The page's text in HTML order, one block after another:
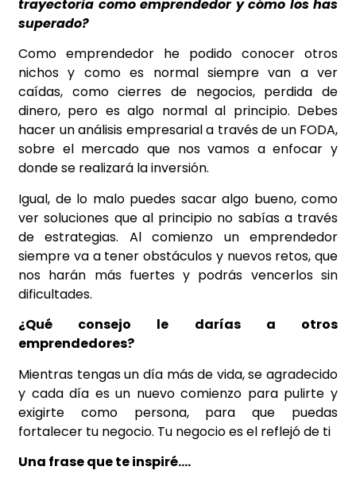
trayectoria como emprendedor y cómo los has
superado?
Como emprendedor he podido conocer otros
nichos y como es normal siempre van a ver
caídas, como cierres de negocios, perdida de
dinero, pero es algo normal al principio. Debes
hacer un análisis empresarial a través de un FODA,
sobre el mercado que nos vamos a enfocar y
donde se realizará la inversión.
Igual, de lo malo puedes sacar algo bueno, como
ver soluciones que al principio no sabías a través
de estrategias. Al comienzo un emprendedor
siempre va a tener obstáculos y nuevos retos, que
nos harán más fuertes y podrás vencerlos sin
dificultades.
¿Qué consejo le darías a otros
emprendedores?
Mientras tengas un día más de vida, se agradecido
y cada día es un nuevo comienzo para pulirte y
exigirte como persona, para que puedas
fortalecer tu negocio. Tu negocio es el reflejó de ti
Una frase que te inspiré….